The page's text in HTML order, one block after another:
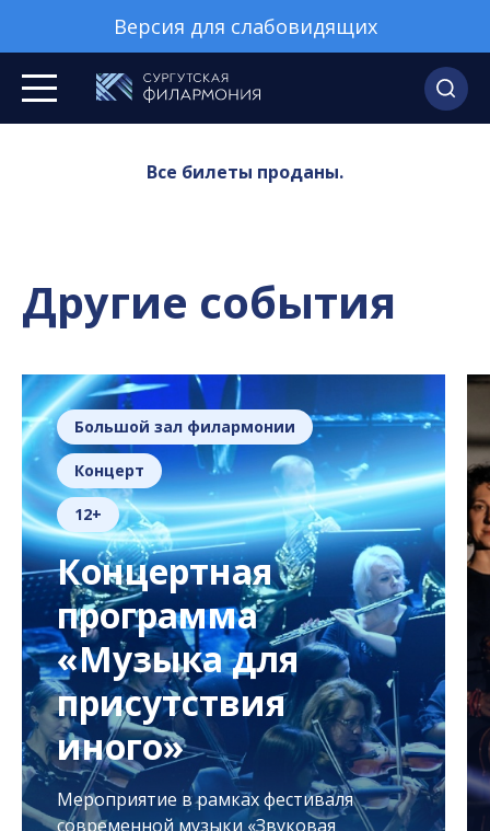
Версия для слабовидящих
Все билеты проданы.
Другие события
Большой зал филармонии
Концерт
12+
Концертная
программа
«Музыка для
присутствия
иного»
Мероприятие в рамках фестиваля
современной музыки «Звуковая